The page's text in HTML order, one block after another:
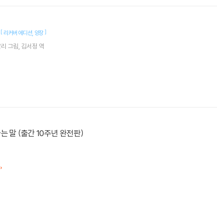
[ 리커버 에디션 양장]
그림 김서정 역
말 (출간 10주년 완전판)